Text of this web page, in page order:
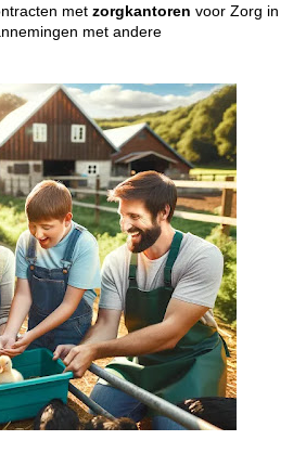
met zorgkantoren voor Zorg in
met andere